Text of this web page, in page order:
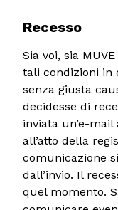
Recesso
Sia voi, sia
tali condizioni in
senza giusta
decidesse di
inviata un’e-
all’atto della
comunicazione
dall’invio. Il
quel momento.